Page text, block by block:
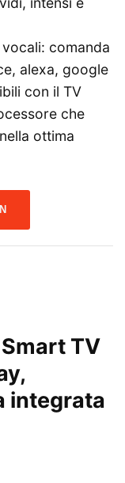
comanda
alexa, google
con il TV
che
ottima
TV
integrata